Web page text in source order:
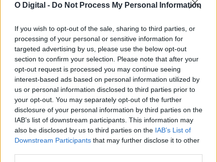
O Digital - Do Not Process My Personal Information
If you wish to opt-out of the sale, sharing to third parties, or
processing of your personal or sensitive information for
targeted advertising by us, please use the below opt-out
section to confirm your selection. Please note that after your
opt-out request is processed you may continue seeing
interest-based ads based on personal information utilized by
us or personal information disclosed to third parties prior to
your opt-out. You may separately opt-out of the further
disclosure of your personal information by third parties on the
IAB’s list of downstream participants. This information may
also be disclosed by us to third parties on the IAB’s List of
Downstream Participants that may further disclose it to other
Homem procurado na Moldova por tráfico de seres humanos
detido em Reguengos de Monsaraz
Um homem de 31 anos foi detido pela PSP em Reguengos de
Monsaraz em...